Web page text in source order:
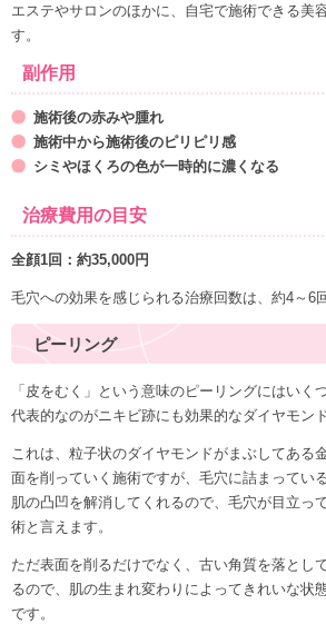
エステやサロンのほかに、自宅で施術できる美
す。
副作用
施術後の赤みや腫れ
施術中から施術後のピリピリ感
シミやほくろの色が一時的に濃くなる
治療費用の目安
全顔1回：約35,000円
毛穴への効果を感じられる治療回数は、約4～6
ピーリング
「皮をむく」という意味のピーリングにはいく
代表的なのがニキビ跡にも効果的なダイヤモン
これは、粒子状のダイヤモンドがまぶしてある
面を削っていく施術ですが、毛穴に詰まってい
肌の凸凹を解消してくれるので、毛穴が目立っ
術と言えます。
ただ表面を削るだけでなく、古い角質を落とし
るので、肌の生まれ変わりによってきれいな状
です。